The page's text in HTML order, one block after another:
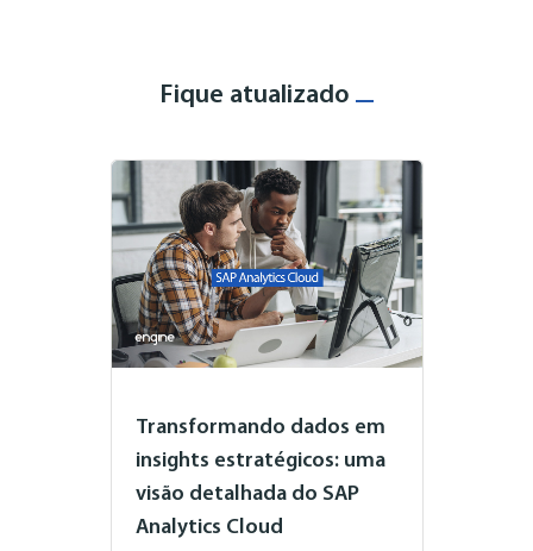
Fique atualizado
Transformando dados em
insights estratégicos: uma
visão detalhada do SAP
Analytics Cloud